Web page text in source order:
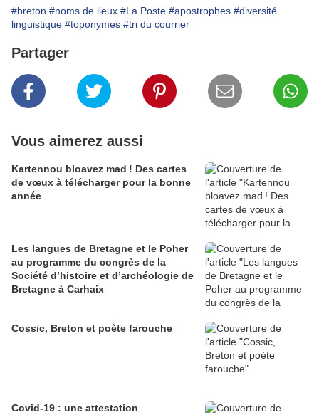
#breton #noms de lieux #La Poste #apostrophes #diversité
linguistique #toponymes #tri du courrier
Partager
Vous aimerez aussi
Kartennou bloavez mad ! Des cartes
de vœux à télécharger pour la bonne
année
Les langues de Bretagne et le Poher
au programme du congrès de la
Société d’histoire et d’archéologie de
Bretagne à Carhaix
Cossic, Breton et poète farouche
Covid-19 : une attestation